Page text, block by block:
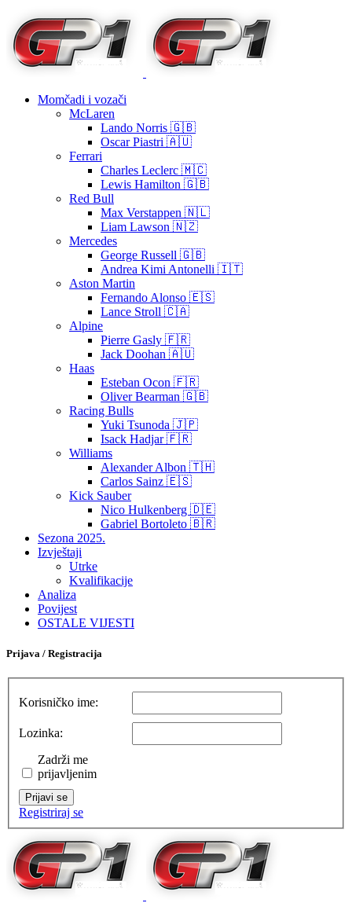
Momčadi i vozači
McLaren
Lando Norris 🇬🇧
Oscar Piastri 🇦🇺
Ferrari
Charles Leclerc 🇲🇨
Lewis Hamilton 🇬🇧
Red Bull
Max Verstappen 🇳🇱
Liam Lawson 🇳🇿
Mercedes
George Russell 🇬🇧
Andrea Kimi Antonelli 🇮🇹
Aston Martin
Fernando Alonso 🇪🇸
Lance Stroll 🇨🇦
Alpine
Pierre Gasly 🇫🇷
Jack Doohan 🇦🇺
Haas
Esteban Ocon 🇫🇷
Oliver Bearman 🇬🇧
Racing Bulls
Yuki Tsunoda 🇯🇵
Isack Hadjar 🇫🇷
Williams
Alexander Albon 🇹🇭
Carlos Sainz 🇪🇸
Kick Sauber
Nico Hulkenberg 🇩🇪
Gabriel Bortoleto 🇧🇷
Sezona 2025.
Izvještaji
Utrke
Kvalifikacije
Analiza
Povijest
OSTALE VIJESTI
Prijava / Registracija
Korisničko ime:
Lozinka:
Zadrži me
prijavljenim
Prijavi se
Registriraj se